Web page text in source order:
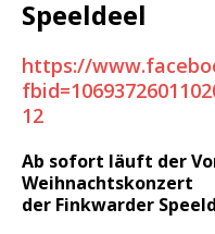
Speeldeel
https://
12
Ab sofort läuft der
Weihnachtskonzert
der Finkwarder